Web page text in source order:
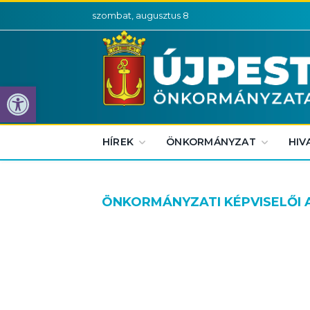
Eszköztár megnyitása
szombat, augusztus 8
HÍREK ÖNKORMÁNYZAT
ÖNKORMÁNYZATI KÉPVISELŐI